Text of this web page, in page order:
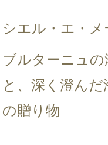
シエル・エ・メ
ブルターニュの
と、深く澄んだ
の贈り物